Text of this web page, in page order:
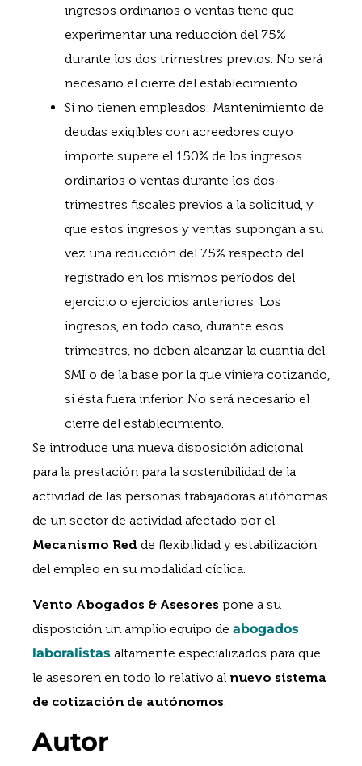
ingresos ordinarios o ventas tiene que
experimentar una reducción del 75%
durante los dos trimestres previos. No será
necesario el cierre del establecimiento.
Si no tienen empleados: Mantenimiento de
deudas exigibles con acreedores cuyo
importe supere el 150% de los ingresos
ordinarios o ventas durante los dos
trimestres fiscales previos a la solicitud, y
que estos ingresos y ventas supongan a su
vez una reducción del 75% respecto del
registrado en los mismos períodos del
ejercicio o ejercicios anteriores. Los
ingresos, en todo caso, durante esos
trimestres, no deben alcanzar la cuantía del
SMI o de la base por la que viniera cotizando,
si ésta fuera inferior. No será necesario el
cierre del establecimiento.
Se introduce una nueva disposición adicional
para la prestación para la sostenibilidad de la
actividad de las personas trabajadoras autónomas
de un sector de actividad afectado por el
Mecanismo Red de flexibilidad y estabilización
del empleo en su modalidad cíclica.
Vento Abogados & Asesores pone a su
disposición un amplio equipo de abogados
laboralistas altamente especializados para que
le asesoren en todo lo relativo al nuevo sistema
de cotización de autónomos.
Autor